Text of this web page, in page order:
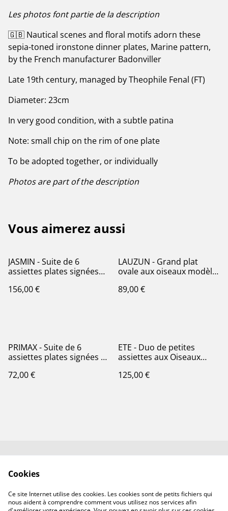
Les photos font partie de la description
🇬🇧 Nautical scenes and floral motifs adorn these
sepia-toned ironstone dinner plates, Marine pattern,
by the French manufacturer Badonviller
Late 19th century, managed by Theophile Fenal (FT)
Diameter: 23cm
In very good condition, with a subtle patina
Note: small chip on the rim of one plate
To be adopted together, or individually
Photos are part of the description
Vous aimerez aussi
JASMIN - Suite de 6
assiettes plates signées
156,00 €
LAUZUN - Grand plat
ovale aux oiseaux modèle
de Fer
89,00 €
PRIMAX - Suite de 6
assiettes plates signées St
72,00 €
ETE - Duo de petites
assiettes aux Oiseaux
manufacture française
125,00 €
Contactez-nous✉️
Politique de
confidentialité
Politique de cookies
Cookies
Ce site Internet utilise des cookies. Les cookies sont de petits fichiers qui
nous aident à comprendre comment vous utilisez nos services afin